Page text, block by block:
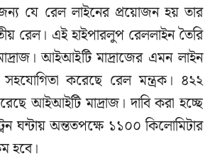
যে রেল লাইনের প্রয়োজন হয় তার
রেল। এই হাইপারলুপ রেললাইন তৈরি
আইআইটি মাদ্রাজের এমন লাইন
সহযোগিতা করেছে রেল মন্ত্রক। ৪২২
আইআইটি মাদ্রাজ। দাবি করা হচ্ছে
ঘন্টায় অন্ততপক্ষে ১১০০ কিলোমিটার
হবে।